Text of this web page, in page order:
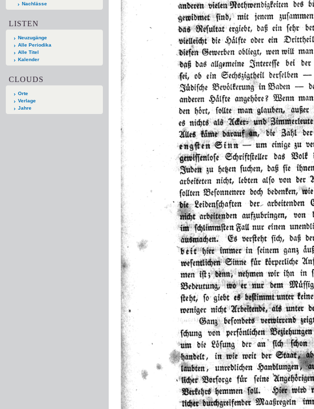
Nachlässe
LISTEN
Neuzugänge
Alle Periodika
Alle Titel
Kalender
CLOUDS
Orte
Verlage
Jahre